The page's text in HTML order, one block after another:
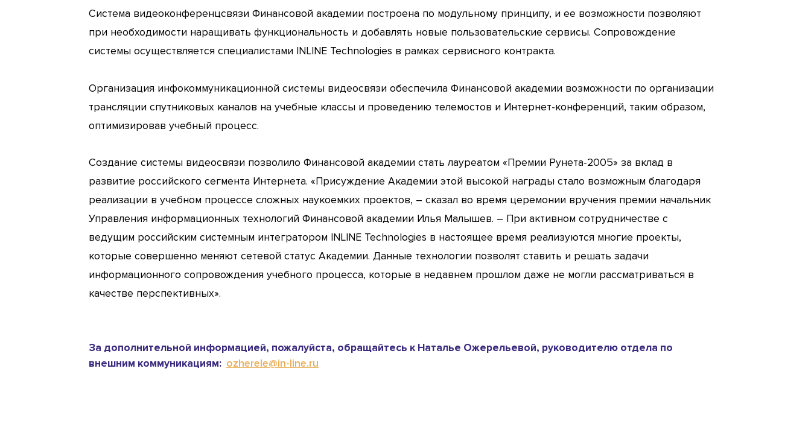
Система видеоконференцсвязи Финансовой академии построена по модульному принципу, и ее возможности позволяют
при необходимости наращивать функциональность и добавлять новые пользовательские сервисы. Сопровождение
системы осуществляется специалистами INLINE Technologies в рамках сервисного контракта.
Организация инфокоммуникационной системы видеосвязи обеспечила Финансовой академии возможности по организации
трансляции спутниковых каналов на учебные классы и проведению телемостов и Интернет-конференций, таким образом,
оптимизировав учебный процесс.
Создание системы видеосвязи позволило Финансовой академии стать лауреатом «Премии Рунета-2005» за вклад в
развитие российского сегмента Интернета. «Присуждение Академии этой высокой награды стало возможным благодаря
реализации в учебном процессе сложных наукоемких проектов, – сказал во время церемонии вручения премии начальник
Управления информационных технологий Финансовой академии Илья Малышев. – При активном сотрудничестве с
ведущим российским системным интегратором INLINE Technologies в настоящее время реализуются многие проекты,
которые совершенно меняют сетевой статус Академии. Данные технологии позволят ставить и решать задачи
информационного сопровождения учебного процесса, которые в недавнем прошлом даже не могли рассматриваться в
качестве перспективных».
За дополнительной информацией, пожалуйста, обращайтесь к Наталье Ожерельевой, руководителю отдела по
внешним коммуникациям: ozherele@in-line.ru